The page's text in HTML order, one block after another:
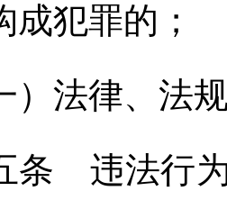
成犯罪的；
法律、法规
违法行为